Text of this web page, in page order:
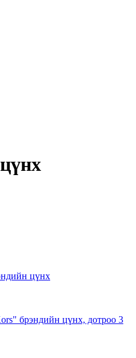
брэндийн цүнх, дотроо 3